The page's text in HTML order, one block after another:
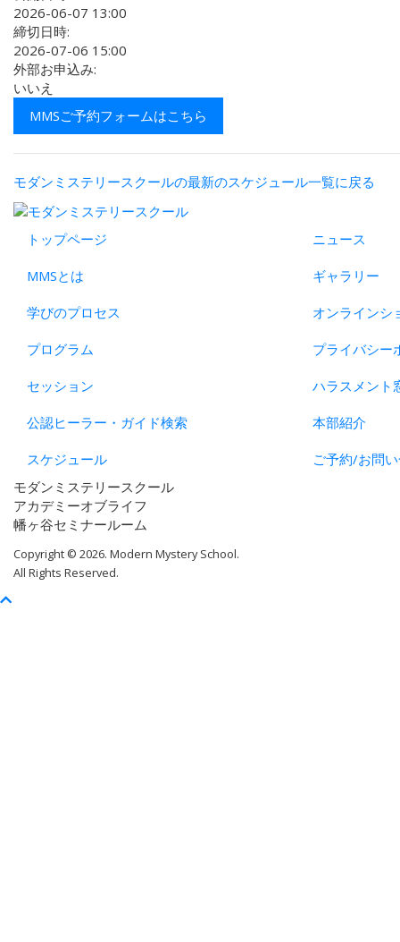
2026-06-07 13:00
締切日時:
2026-07-06 15:00
外部お申込み:
いいえ
MMSご予約フォームはこちら
モダンミステリースクールの最新のスケジュール一覧に戻る
トップページ
MMSとは
学びのプロセス
プログラム
セッション
公認ヒーラー・ガイド検索
スケジュール
ニュース
ギャラリー
オンラインシ
プライバシー
ハラスメント
本部紹介
ご予約/お問
モダンミステリースクール
アカデミーオブライフ
幡ヶ谷セミナールーム
Copyright © 2026. Modern Mystery School.
All Rights Reserved.